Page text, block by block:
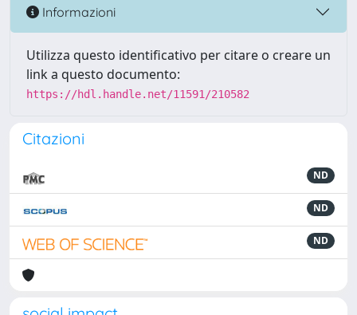
Informazioni
Utilizza questo identificativo per citare o creare un
link a questo documento:
https://hdl.handle.net/11591/210582
Citazioni
ND
ND
ND